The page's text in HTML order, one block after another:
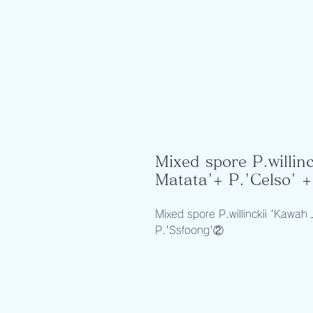
Mixed spore
Matata'+ P.'Celso'
Mixed spore P.willinckii
P.'Ssfoong'②